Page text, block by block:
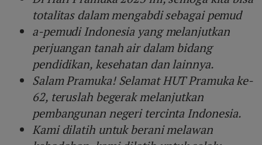
totalitas dalam mengabdi sebagai pemud
a-pemudi Indonesia yang melanjutkan
perjuangan tanah air dalam bidang
pendidikan, kesehatan dan lainnya.
Salam Pramuka! Selamat HUT Pramuka ke-
62, teruslah begerak melanjutkan
pembangunan negeri tercinta Indonesia.
Kami dilatih untuk berani melawan